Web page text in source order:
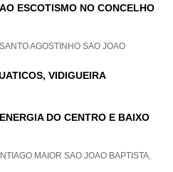
ESCOTISMO NO CONCELHO
AGOSTINHO SAO JOAO
VIDIGUEIRA
DO CENTRO E BAIXO
MAIOR SAO JOAO BAPTISTA,